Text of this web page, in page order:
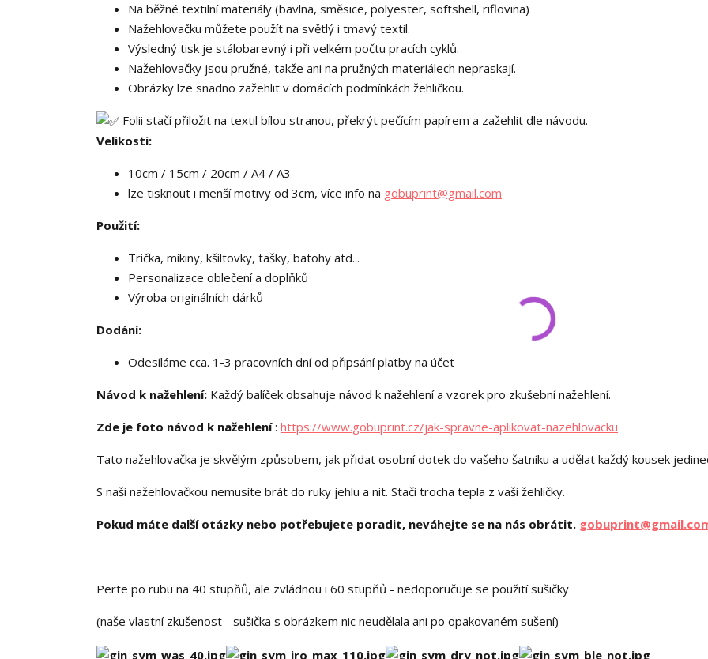
Na běžné textilní materiály (bavlna, směsice, polyester, softshell, riflovina)
Nažehlovačku můžete použít na světlý i tmavý textil.
Výsledný tisk je stálobarevný i při velkém počtu pracích cyklů.
Nažehlovačky jsou pružné, takže ani na pružných materiálech nepraskají.
Obrázky lze snadno zažehlit v domácích podmínkách žehličkou.
Folii stačí přiložit na textil bílou stranou, překrýt pečícím papírem a zažehlit dle návodu.
Velikosti:
10cm / 15cm / 20cm / A4 / A3
lze tisknout i menší motivy od 3cm, více info na gobuprint@gmail.com
Použití:
Trička, mikiny, kšiltovky, tašky, batohy atd...
Personalizace oblečení a doplňků
Výroba originálních dárků
Dodání:
Odesíláme cca. 1-3 pracovních dní od připsání platby na účet
Návod k nažehlení: Každý balíček obsahuje návod k nažehlení a vzorek pro zkušební nažehlení.
Zde je foto návod k nažehlení: https://www.gobuprint.cz/jak-spravne-aplikovat-nazehlovacku
Tato nažehlovačka je skvělým způsobem, jak přidat osobní dotek do vašeho šatníku a udělat každý kousek
S naší nažehlovačkou nemusíte brát do ruky jehlu a nit. Stačí trocha tepla z vaší žehličky.
Pokud máte další otázky nebo potřebujete poradit, neváhejte se na nás obrátit.
Perte po rubu na 40 stupňů, ale zvládnou i 60 stupňů - nedoporučuje se použití sušičky
(naše vlastní zkušenost - sušička s obrázkem nic neudělala ani po opakovaném sušení)